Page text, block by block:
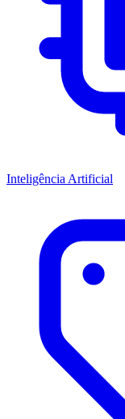
Inteligência Artificial